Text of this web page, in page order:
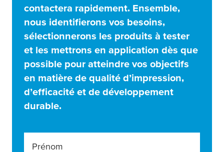
contactera rapidement. Ensemble,
nous identifierons vos besoins,
sélectionnerons les produits à tester
et les mettrons en application dès que
possible pour atteindre vos objectifs
en matière de qualité d’impression,
d’efficacité et de développement
durable.
Prénom